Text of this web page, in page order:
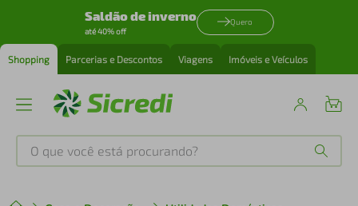
Saldão de inverno
até 40% off
Quero
Shopping Parcerias e Descontos Viagens Imóveis e Veículos
O que você está procurando?